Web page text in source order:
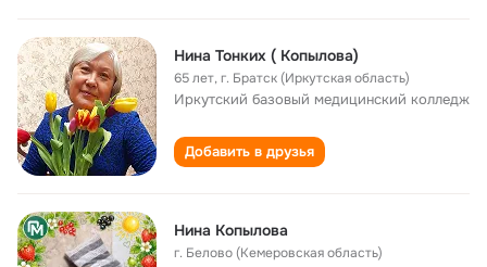
Нина Тонких ( Копылова)
65 лет,г. Братск (Иркутская область)
Иркутский базовый медицинский колледж
Добавить в друзья
Нина Копылова
г. Белово (Кемеровская область)